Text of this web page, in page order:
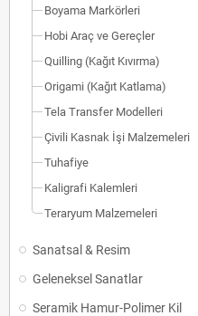
Boyama Markörleri
Hobi Araç ve Gereçler
Quilling (Kağıt Kıvırma)
Origami (Kağıt Katlama)
Tela Transfer Modelleri
Çivili Kasnak İşi Malzemeleri
Tuhafiye
Kaligrafi Kalemleri
Teraryum Malzemeleri
Sanatsal & Resim
Geleneksel Sanatlar
Seramik Hamur-Polimer Kil